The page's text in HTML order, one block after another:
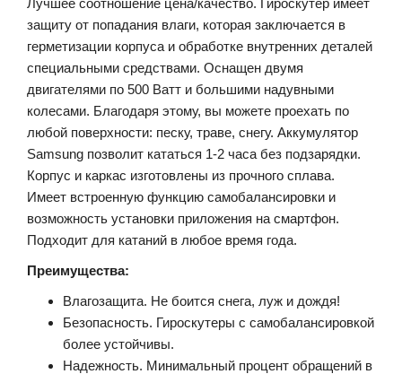
защиту от попадания влаги, которая заключается в
герметизации корпуса и обработке внутренних деталей
специальными средствами. Оснащен двумя
двигателями по 500 Ватт и большими надувными
колесами. Благодаря этому, вы можете проехать по
любой поверхности: песку, траве, снегу. Аккумулятор
Samsung позволит кататься 1-2 часа без подзарядки.
Корпус и каркас изготовлены из прочного сплава.
Имеет встроенную функцию самобалансировки и
возможность установки приложения на смартфон.
Подходит для катаний в любое время года.
Преимущества:
Влагозащита. Не боится снега, луж и дождя!
Безопасность. Гироскутеры с самобалансировкой
более устойчивы.
Надежность. Минимальный процент обращений в